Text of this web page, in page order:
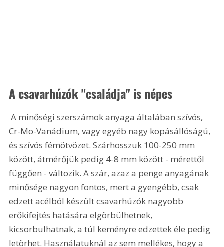
A csavarhúzók "családja" is népes
A minőségi szerszámok anyaga általában szívós,
Cr-Mo-Vanádium, vagy egyéb nagy kopásállóságú,
és szívós fémötvözet. Szárhosszuk 100-250 mm
között, átmérőjük pedig 4-8 mm között - mérettől
függően - változik. A szár, azaz a penge anyagának
minősége nagyon fontos, mert a gyengébb, csak
edzett acélból készült csavarhúzók nagyobb
erőkifejtés hatására elgörbülhetnek,
kicsorbulhatnak, a túl keményre edzettek éle pedig
letörhet. Használatuknál az sem mellékes, hogy a